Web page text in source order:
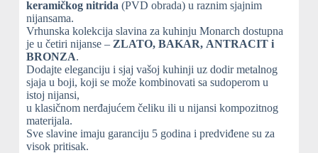
keramičkog nitrida (PVD obrada) u raznim sjajnim
nijansama.
Vrhunska kolekcija slavina za kuhinju Monarch dostupna
je u četiri nijanse – ZLATO, BAKAR, ANTRACIT i
BRONZA.
Dodajte eleganciju i sjaj vašoj kuhinji uz dodir metalnog
sjaja u boji, koji se može kombinovati sa sudoperom u
istoj nijansi,
u klasičnom nerđajućem čeliku ili u nijansi kompozitnog
materijala.
Sve slavine imaju garanciju 5 godina i predviđene su za
visok pritisak.